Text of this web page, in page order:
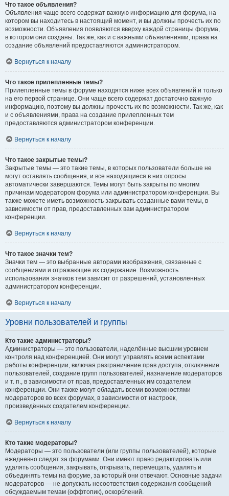
Что такое объявления?
Объявления чаще всего содержат важную информацию для форума, на
котором вы находитесь в настоящий момент, и вы должны прочесть их по
возможности. Объявления появляются вверху каждой страницы форума,
в котором они созданы. Так же, как и с важными объявлениями, права на
создание объявлений предоставляются администратором.
Вернуться к началу
Что такое прилепленные темы?
Прилепленные темы в форуме находятся ниже всех объявлений и только
на его первой странице. Они чаще всего содержат достаточно важную
информацию, поэтому вы должны прочесть их по возможности. Так же, как
и с объявлениями, права на создание прилепленных тем
предоставляются администратором конференции.
Вернуться к началу
Что такое закрытые темы?
Закрытые темы — это такие темы, в которых пользователи больше не
могут оставлять сообщения, и все находящиеся в них опросы
автоматически завершаются. Темы могут быть закрыты по многим
причинам модератором форума или администратором конференции. Вы
также можете иметь возможность закрывать созданные вами темы, в
зависимости от прав, предоставленных вам администратором
конференции.
Вернуться к началу
Что такое значки тем?
Значки тем — это выбранные авторами изображения, связанные с
сообщениями и отражающие их содержание. Возможность
использования значков тем зависит от разрешений, установленных
администратором конференции.
Вернуться к началу
Уровни пользователей и группы
Кто такие администраторы?
Администраторы — это пользователи, наделённые высшим уровнем
контроля над конференцией. Они могут управлять всеми аспектами
работы конференции, включая разграничение прав доступа, отключение
пользователей, создание групп пользователей, назначение модераторов
и т. п., в зависимости от прав, предоставленных им создателем
конференции. Они также могут обладать всеми возможностями
модераторов во всех форумах, в зависимости от настроек,
произведённых создателем конференции.
Вернуться к началу
Кто такие модераторы?
Модераторы — это пользователи (или группы пользователей), которые
ежедневно следят за форумами. Они имеют право редактировать или
удалять сообщения, закрывать, открывать, перемещать, удалять и
объединять темы на форуме, за который они отвечают. Основные задачи
модераторов — не допускать несоответствия содержания сообщений
обсуждаемым темам (оффтопик), оскорблений.